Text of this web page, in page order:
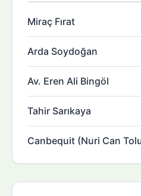
Miraç Fırat
Arda Soydoğan
Av. Eren Ali Bingöl
Tahir Sarıkaya
Canbequit (Nuri Can